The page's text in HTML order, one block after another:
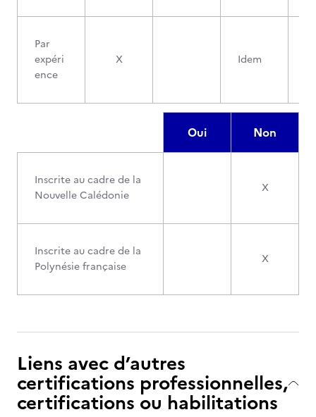
Par
expéri
ence
X Idem
Oui Non
Inscrite au cadre de la
Nouvelle Calédonie
X
Inscrite au cadre de la
Polynésie française
X
Liens avec d’autres
certifications professionnelles,
certifications ou habilitations